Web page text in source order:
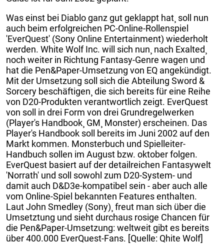
Was einst bei Diablo ganz gut geklappt hat¸ soll nun
auch beim erfolgreichen PC-Online-Rollenspiel
'EverQuest' (Sony Online Entertainment) wiederholt
werden. White Wolf Inc. will sich nun¸ nach Exalted¸
noch weiter in Richtung Fantasy-Genre wagen und
hat die Pen&Paper-Umsetzung von EQ angekündigt.
Mit der Umsetzung soll sich die Abteilung Sword &
Sorcery beschäftigen¸ die sich bereits für eine Reihe
von D20-Produkten verantwortlich zeigt. EverQuest
von soll in drei Form von drei Grundregelwerken
(Player's Handbook¸ GM¸ Monster) erscheinen. Das
Player's Handbook soll bereits im Juni 2002 auf den
Markt kommen. Monsterbuch und Spielleiter-
Handbuch sollen im August bzw. oktober folgen.
EverQuest basiert auf der detailreichen Fantasywelt
'Norrath' und soll sowohl zum D20-System- und
damit auch D&D3e-kompatibel sein - aber auch alle
vom Online-Spiel bekannten Features enthalten.
Laut John Smedley (Sony)¸ freut man sich über die
Umsetztung und sieht durchaus rosige Chancen für
die Pen&Paper-Umsetzung: weltweit gibt es bereits
über 400.000 EverQuest-Fans. [Quelle: Qhite Wolf]